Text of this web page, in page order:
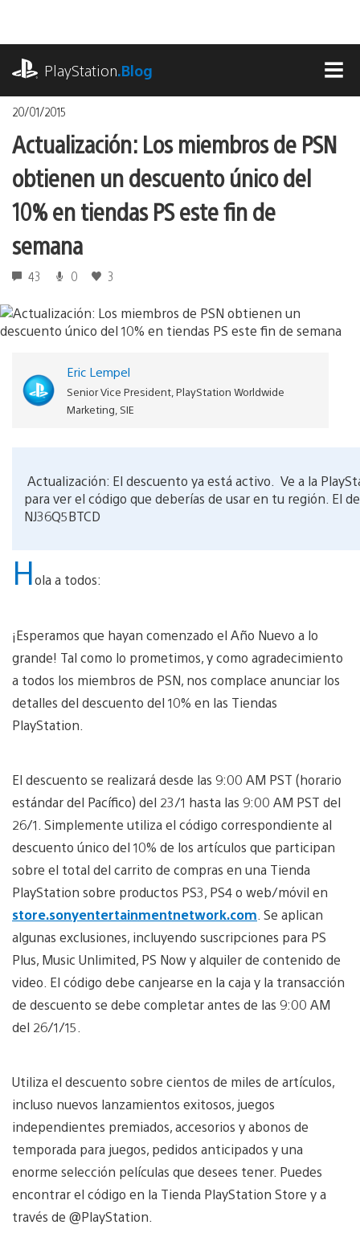
contenido
PlayStation.Blog
20/01/2015
Actualización: Los miembros de PSN
obtienen un descuento único del
10% en tiendas PS este fin de
semana
43 0 3
Eric Lempel
Senior Vice President, PlayStation Worldwide
Marketing, SIE
Actualización: El descuento ya está activo. Ve a la
para ver el código que deberías de usar en tu región. El
NJ36Q5BTCD
Hola a todos:
¡Esperamos que hayan comenzado el Año Nuevo a lo
grande! Tal como lo prometimos, y como agradecimiento
a todos los miembros de PSN, nos complace anunciar los
detalles del descuento del 10% en las Tiendas
PlayStation.
El descuento se realizará desde las 9:00 AM PST (horario
estándar del Pacífico) del 23/1 hasta las 9:00 AM PST del
26/1. Simplemente utiliza el código correspondiente al
descuento único del 10% de los artículos que participan
sobre el total del carrito de compras en una Tienda
PlayStation sobre productos PS3, PS4 o web/móvil en
store.sonyentertainmentnetwork.com . Se aplican
algunas exclusiones, incluyendo suscripciones para PS
Plus, Music Unlimited, PS Now y alquiler de contenido de
video. El código debe canjearse en la caja y la transacción
de descuento se debe completar antes de las 9:00 AM
del 26/1/15.
Utiliza el descuento sobre cientos de miles de artículos,
incluso nuevos lanzamientos exitosos, juegos
independientes premiados, accesorios y abonos de
temporada para juegos, pedidos anticipados y una
enorme selección películas que desees tener. Puedes
encontrar el código en la Tienda PlayStation Store y a
través de @PlayStation.